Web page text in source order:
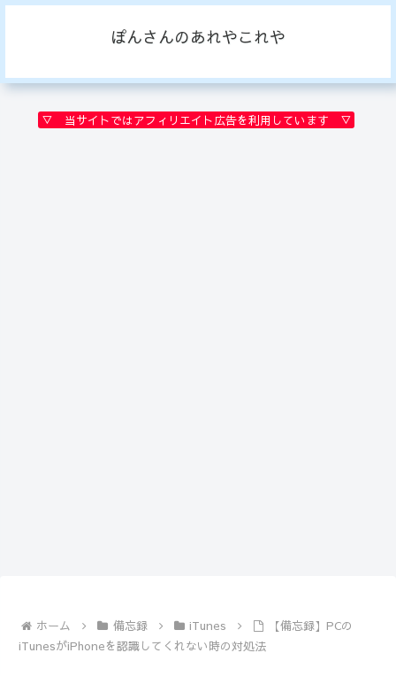
ぽんさんのあれやこれや
▽ 当サイトではアフィリエイト広告を利用しています ▽
ホーム 備忘録 iTunes
【備忘録】PCの
iTunesがiPhoneを認識してくれない時の対処法